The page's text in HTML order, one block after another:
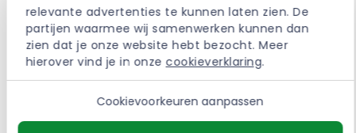
relevante advertenties te kunnen laten zien. De
partijen waarmee wij samenwerken kunnen dan
zien dat je onze website hebt bezocht. Meer
hierover vind je in onze cookieverklaring.
Cookievoorkeuren aanpassen